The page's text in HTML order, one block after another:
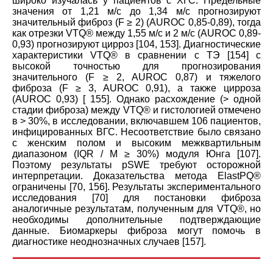
значения от 1,21 м/с до 1,34 м/с прогнозируют
значительный фиброз (F ≥ 2) (AUROC 0,85-0,89), тогда
как отрезки VTQ® между 1,55 м/с и 2 м/с (AUROC 0,89-
0,93) прогнозируют цирроз [104, 153]. Диагностические
характеристики VTQ® в сравнении с TЭ [154] с
высокой точностью для прогнозирования
значительного (F ≥ 2, AUROC 0,87) и тяжелого
фиброза (F ≥ 3, AUROC 0,91), а также цирроза
(AUROC 0,93) [ 155]. Однако расхождение (> одной
стадии фиброза) между VTQ® и гистологией отмечено
в > 30%, в исследовании, включавшем 106 пациентов,
инфицированных ВГС. Несоответствие было связано
с женским полом и высоким межквартильным
диапазоном (IQR / M ≥ 30%) модуля Юнга [107].
Поэтому результаты pSWE требуют осторожной
интерпретации. Доказательства метода ElastPQ®
ограничены [70, 156]. Результаты экспериментального
исследования [70] для постановки фиброза
аналогичные результатам, полученным для VTQ®, но
необходимы дополнительные подтверждающие
данные. Биомаркеры фиброза могут помочь в
диагностике неоднозначных случаев [157].